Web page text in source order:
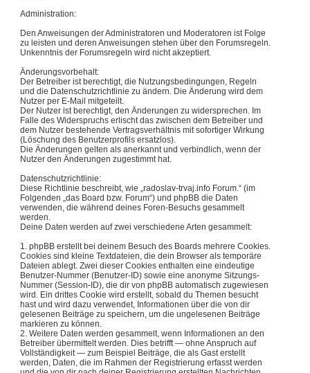
Administration:
Den Anweisungen der Administratoren und Moderatoren ist Folge
zu leisten und deren Anweisungen stehen über den Forumsregeln.
Unkenntnis der Forumsregeln wird nicht akzeptiert.
Änderungsvorbehalt:
Der Betreiber ist berechtigt, die Nutzungsbedingungen, Regeln
und die Datenschutzrichtlinie zu ändern. Die Änderung wird dem
Nutzer per E-Mail mitgeteilt.
Der Nutzer ist berechtigt, den Änderungen zu widersprechen. Im
Falle des Widerspruchs erlischt das zwischen dem Betreiber und
dem Nutzer bestehende Vertragsverhältnis mit sofortiger Wirkung
(Löschung des Benutzerprofils ersatzlos).
Die Änderungen gelten als anerkannt und verbindlich, wenn der
Nutzer den Änderungen zugestimmt hat.
Datenschutzrichtlinie:
Diese Richtlinie beschreibt, wie „radoslav-trvaj.info Forum.“ (im
Folgenden „das Board bzw. Forum“) und phpBB die Daten
verwenden, die während deines Foren-Besuchs gesammelt
werden.
Deine Daten werden auf zwei verschiedene Arten gesammelt:
1. phpBB erstellt bei deinem Besuch des Boards mehrere Cookies.
Cookies sind kleine Textdateien, die dein Browser als temporäre
Dateien ablegt. Zwei dieser Cookies enthalten eine eindeutige
Benutzer-Nummer (Benutzer-ID) sowie eine anonyme Sitzungs-
Nummer (Session-ID), die dir von phpBB automatisch zugewiesen
wird. Ein drittes Cookie wird erstellt, sobald du Themen besucht
hast und wird dazu verwendet, Informationen über die von dir
gelesenen Beiträge zu speichern, um die ungelesenen Beiträge
markieren zu können.
2. Weitere Daten werden gesammelt, wenn Informationen an den
Betreiber übermittelt werden. Dies betrifft — ohne Anspruch auf
Vollständigkeit — zum Beispiel Beiträge, die als Gast erstellt
werden, Daten, die im Rahmen der Registrierung erfasst werden